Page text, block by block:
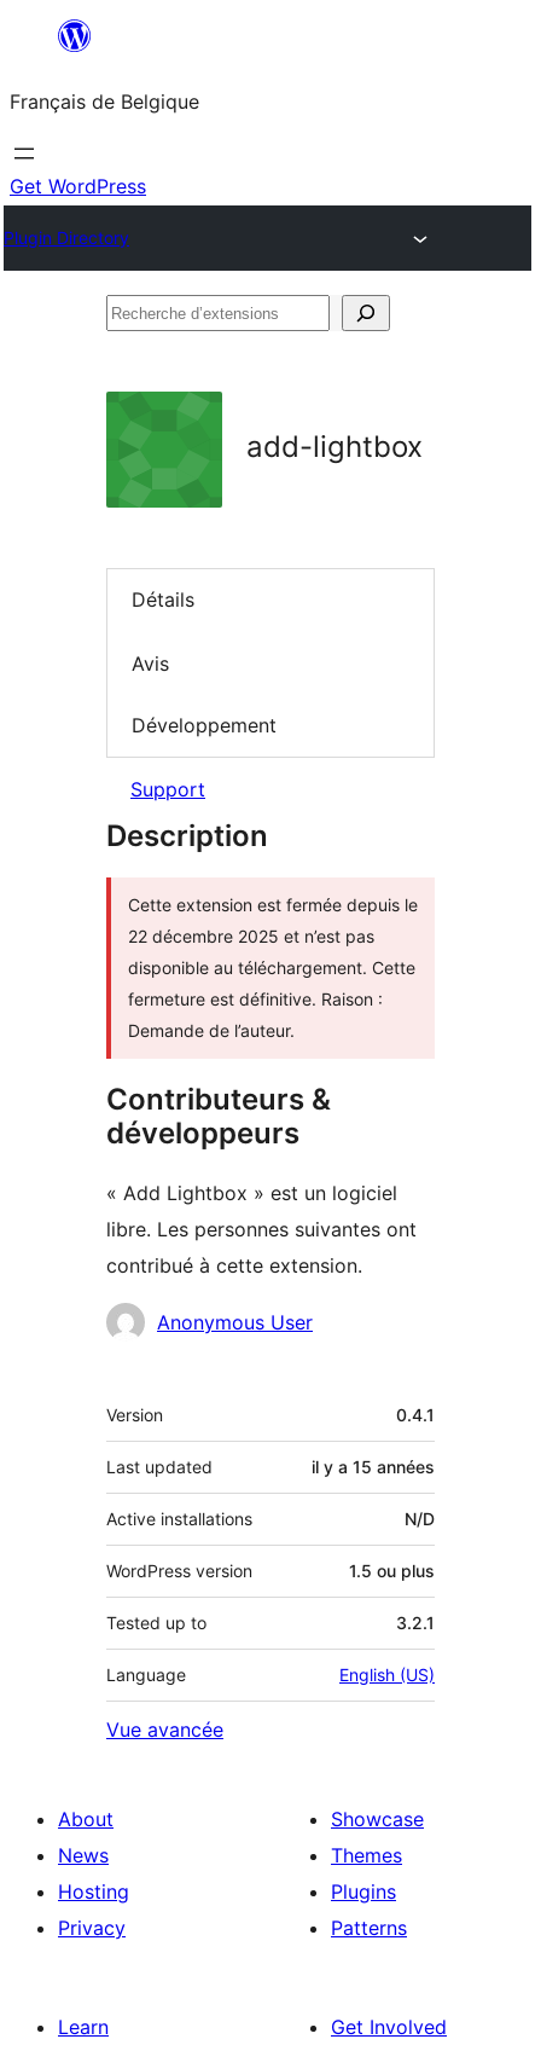
contenu
Français de Belgique
Get WordPress
Plugin Directory
Recherche
add-lightbox
Détails
Avis
Développement
Support
Description
Cette extension est fermée depuis le
22 décembre 2025 et n’est pas
disponible au téléchargement. Cette
fermeture est définitive. Raison :
Demande de l’auteur.
Contributeurs &
développeurs
« Add Lightbox » est un logiciel
libre. Les personnes suivantes ont
contribué à cette extension.
Contributeurs
Anonymous User
Méta
Version 0.4.1
Last updated il y a 15 années
Active installations N/D
WordPress version 1.5 ou plus
Tested up to 3.2.1
Language English (US)
Vue avancée
About
News
Hosting
Privacy
Showcase
Themes
Plugins
Patterns
Learn
Get Involved